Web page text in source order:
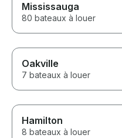
Mississauga
80 bateaux à louer
Oakville
7 bateaux à louer
Hamilton
8 bateaux à louer